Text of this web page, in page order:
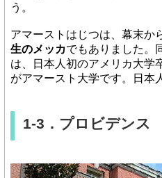
う。
アマーストはじつは、幕末か
生のメッカでもありました。
は、日本人初のアメリカ大学
がアマースト大学です。日本
1-3．プロビデンス